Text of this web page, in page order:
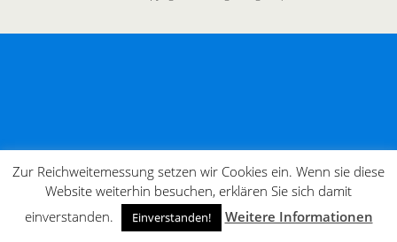
Zur Reichweitemessung setzen wir Cookies ein. Wenn sie diese
Website weiterhin besuchen, erklären Sie sich damit
einverstanden.
Einverstanden! Weitere Informationen